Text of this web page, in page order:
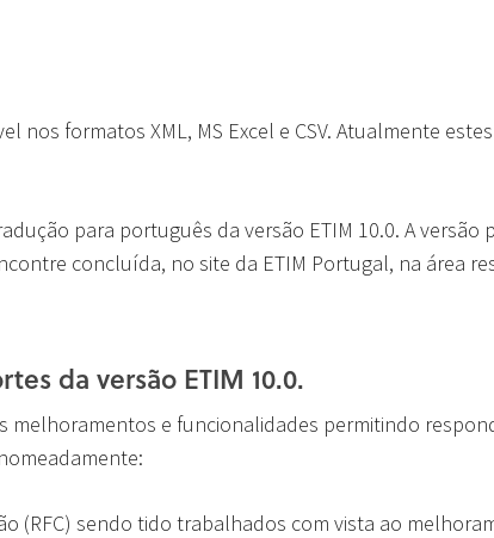
nos formatos XML, MS Excel e CSV. Atualmente
para português da versão ETIM 10.0. A versão
concluída, no site da ETIM Portugal, na área
da versão ETIM 10.0.
melhoramentos e funcionalidades permitindo
(RFC) sendo tido trabalhados com vista ao